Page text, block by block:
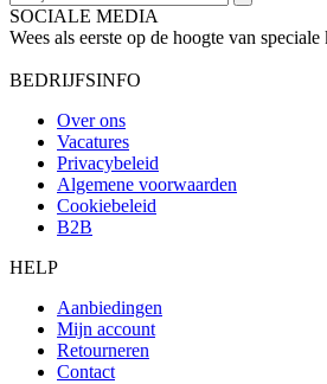
SOCIALE MEDIA
Wees als eerste op de hoogte van
BEDRIJFSINFO
Over ons
Vacatures
Privacybeleid
Algemene voorwaarden
Cookiebeleid
B2B
HELP
Aanbiedingen
Mijn account
Retourneren
Contact